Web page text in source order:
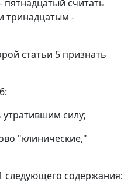
считать
тринадцатым -
статьи 5 признать
утратившим силу;
"клинические,"
следующего содержания: